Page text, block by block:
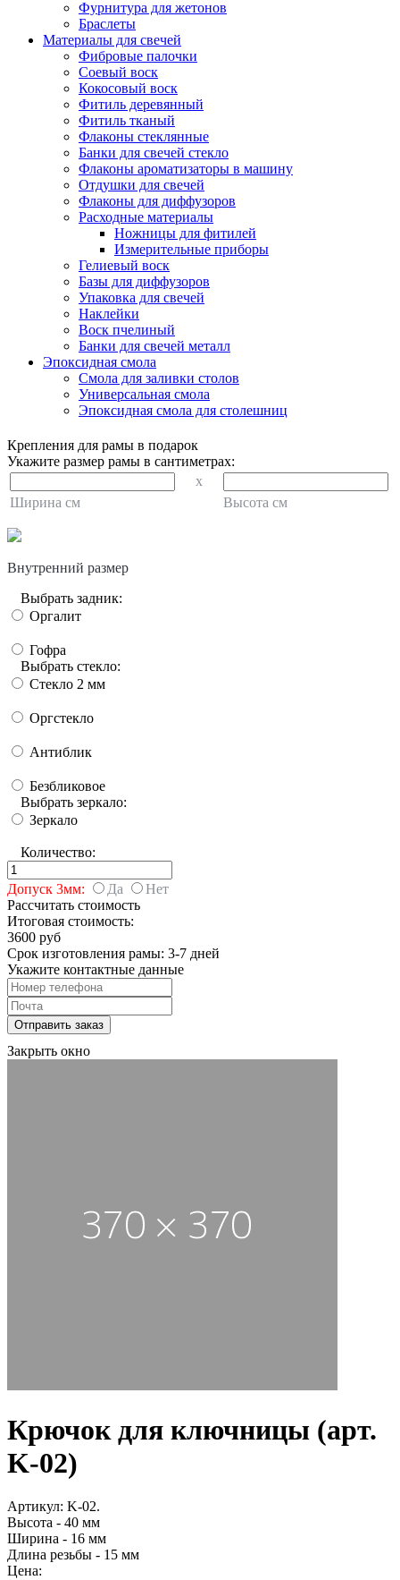
Фурнитура для жетонов
Браслеты
Материалы для свечей
Фибровые палочки
Соевый воск
Кокосовый воск
Фитиль деревянный
Фитиль тканый
Флаконы стеклянные
Банки для свечей стекло
Флаконы ароматизаторы в машину
Отдушки для свечей
Флаконы для диффузоров
Расходные материалы
Ножницы для фитилей
Измерительные приборы
Гелиевый воск
Базы для диффузоров
Упаковка для свечей
Наклейки
Воск пчелиный
Банки для свечей металл
Эпоксидная смола
Смола для заливки столов
Универсальная смола
Эпоксидная смола для столешниц
Крепления для рамы в подарок
Укажите размер рамы в сантиметрах:
x
Ширина см
Высота см
Внутренний размер
Выбрать задник:
Оргалит
Гофра
Выбрать стекло:
Стекло 2 мм
Оргстекло
Антиблик
Безбликовое
Выбрать зеркало:
Зеркало
Количество:
Допуск 3мм: Да
Нет
Рассчитать стоимость
Итоговая стоимость:
3600 руб
Срок изготовления рамы: 3-7 дней
Укажите контактные данные
Закрыть окно
Крючок для ключницы (арт.
K-02)
Артикул: K-02.
Высота - 40 мм
Ширина - 16 мм
Длина резьбы - 15 мм
Цена: